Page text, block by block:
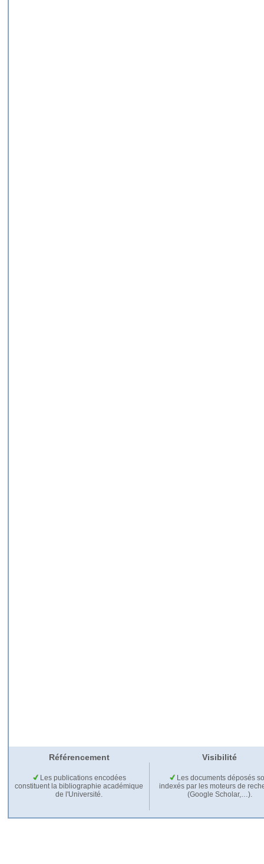
Référencement Visibilité
Les publications encodées
constituent la bibliographie académique
de l'Université.
Les documents déposés
indexés par les moteurs de
(Google Scholar,…).